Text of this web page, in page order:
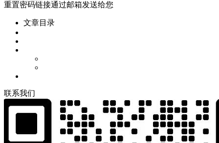
重置密码链接通过邮箱发送给您
文章目录
联系我们